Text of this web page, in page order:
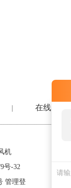
| 在线留言
机
号-32
管理登